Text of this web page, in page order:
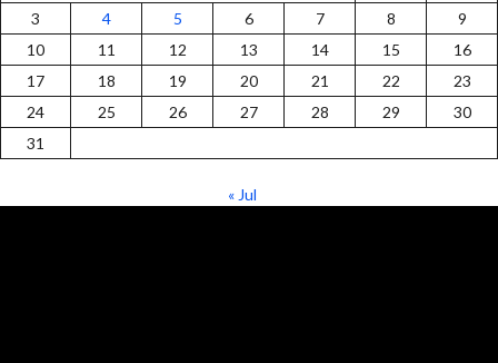
3
4 5 6 7 8
9
10
11 12 13 14 15
16
17
18 19 20 21 22
23
24
25 26 27 28 29
30
31
« Jul